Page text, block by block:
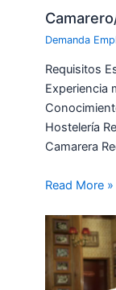
Demanda
Requisitos
Experiencia
Hostelería
Camarera
Read More »